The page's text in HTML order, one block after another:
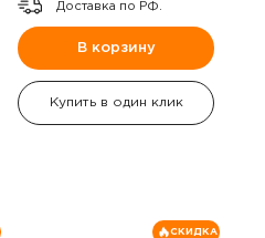
Доставка по РФ.
В корзину
Купить в один клик
СКИДКА